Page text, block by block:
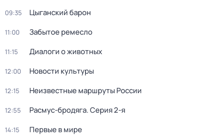
09:35 Цыганский барон
11:00 Забытое ремесло
11:15 Диалоги о животных
12:00 Новости культуры
12:15 Неизвестные маршруты России
12:55 Расмус-бродяга. Серия 2-я
14:15 Первые в мире